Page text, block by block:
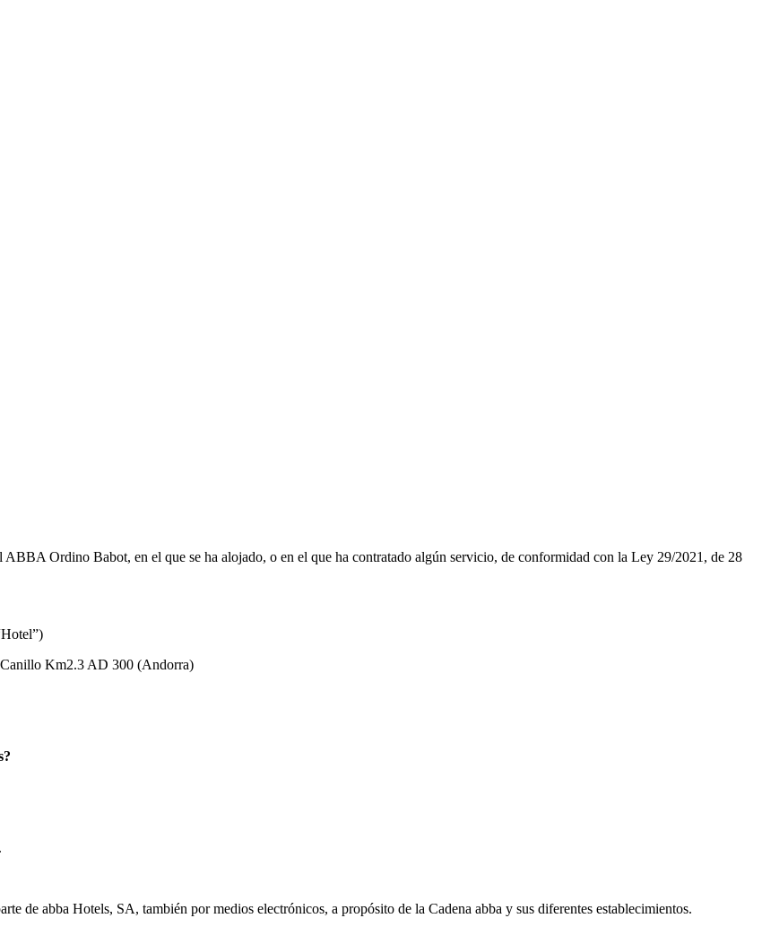
Ordino Babot, en el que se ha alojado, o en el que ha contratado algún servicio, de conformidad con la Ley 29/2021, de 28
Km2.3 AD 300 (Andorra)
de abba Hotels, SA, también por medios electrónicos, a propósito de la Cadena abba y sus diferentes establecimientos.